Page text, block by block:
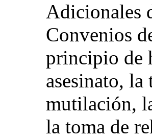
Adicionales
Convenios
principio de
asesinato,
mutilación,
la toma de